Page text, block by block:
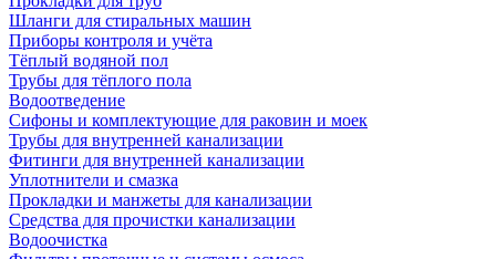
Шланги для стиральных машин
Приборы контроля и учёта
Тёплый водяной пол
Трубы для тёплого пола
Водоотведение
Сифоны и комплектующие для раковин и моек
Трубы для внутренней канализации
Фитинги для внутренней канализации
Уплотнители и смазка
Прокладки и манжеты для канализации
Средства для прочистки канализации
Водоочистка